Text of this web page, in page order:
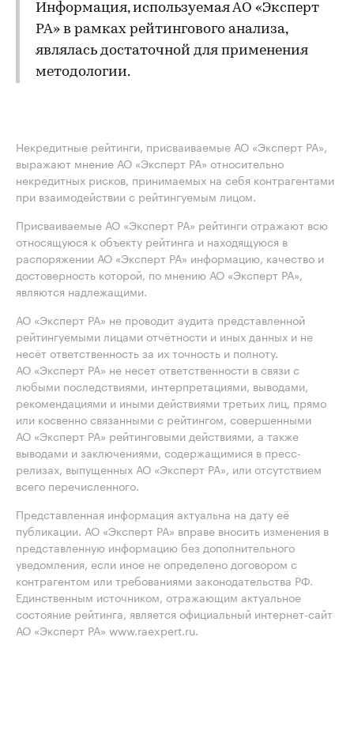
Информация, используемая АО «Эксперт
РА» в рамках рейтингового анализа,
являлась достаточной для применения
методологии.
Некредитные рейтинги, присваиваемые АО «Эксперт РА»,
выражают мнение АО «Эксперт РА» относительно
некредитных рисков, принимаемых на себя контрагентами
при взаимодействии с рейтингуемым лицом.
Присваиваемые АО «Эксперт РА» рейтинги отражают всю
относящуюся к объекту рейтинга и находящуюся в
распоряжении АО «Эксперт РА» информацию, качество и
достоверность которой, по мнению АО «Эксперт РА»,
являются надлежащими.
АО «Эксперт РА» не проводит аудита представленной
рейтингуемыми лицами отчётности и иных данных и не
несёт ответственность за их точность и полноту.
АО «Эксперт РА» не несет ответственности в связи с
любыми последствиями, интерпретациями, выводами,
рекомендациями и иными действиями третьих лиц, прямо
или косвенно связанными с рейтингом, совершенными
АО «Эксперт РА» рейтинговыми действиями, а также
выводами и заключениями, содержащимися в пресс-
релизах, выпущенных АО «Эксперт РА», или отсутствием
всего перечисленного.
Представленная информация актуальна на дату её
публикации. АО «Эксперт РА» вправе вносить изменения в
представленную информацию без дополнительного
уведомления, если иное не определено договором с
контрагентом или требованиями законодательства РФ.
Единственным источником, отражающим актуальное
состояние рейтинга, является официальный интернет-сайт
АО «Эксперт РА» www.raexpert.ru.